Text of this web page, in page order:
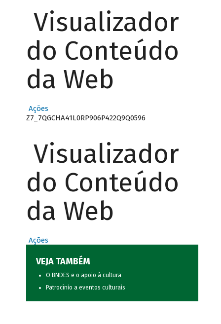
Visualizador
do Conteúdo
da Web
Ações
Z7_7QGCHA41L0RP906P422Q9Q0596
Visualizador
do Conteúdo
da Web
Ações
VEJA TAMBÉM
O BNDES e o apoio à cultura
Patrocínio a eventos culturais